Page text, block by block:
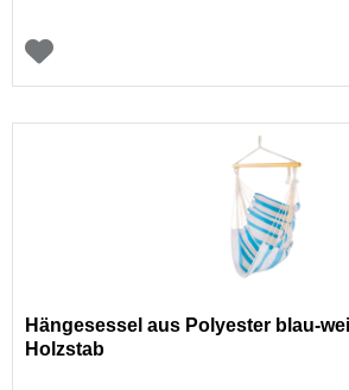
Hängesessel aus Polyester blau-
Holzstab